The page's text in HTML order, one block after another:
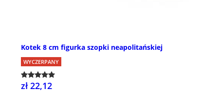
Kotek 8 cm figurka szopki neapolitańskiej
WYCZERPANY
zł 22,12